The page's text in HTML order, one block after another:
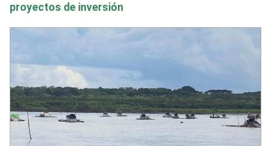
proyectos de inversión